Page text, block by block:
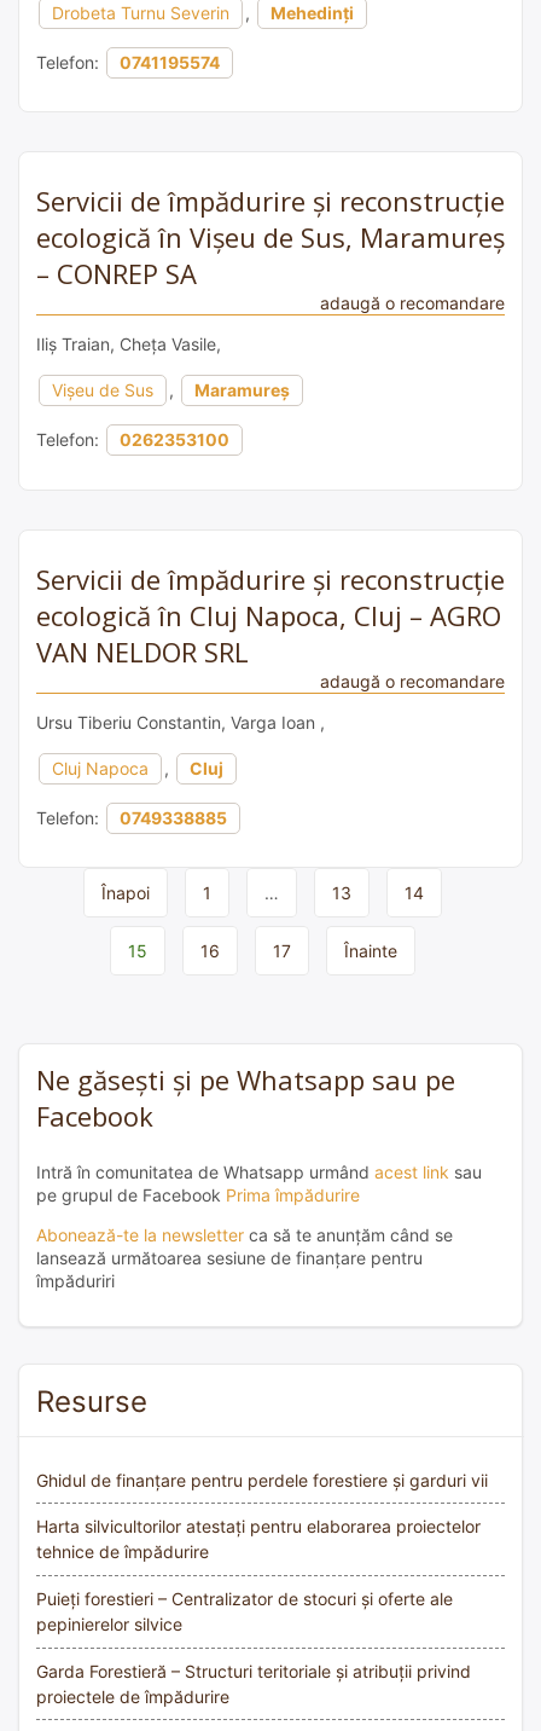
Drobeta Turnu Severin , Mehedinți
Telefon: 0741195574
Servicii de împădurire și reconstrucție
ecologică în Vișeu de Sus, Maramureș
– CONREP SA
adaugă o recomandare
Iliș Traian, Cheța Vasile,
Vișeu de Sus , Maramureș
Telefon: 0262353100
Servicii de împădurire și reconstrucție
ecologică în Cluj Napoca, Cluj – AGRO
VAN NELDOR SRL
adaugă o recomandare
Ursu Tiberiu Constantin, Varga Ioan ,
Cluj Napoca , Cluj
Telefon: 0749338885
PageÎnapoi 1 … 13 14
15 16 17 Înainte
Ne găsești și pe Whatsapp sau pe
Facebook
Intră în comunitatea de Whatsapp urmând acest link sau
pe grupul de Facebook Prima împădurire
Abonează-te la newsletter ca să te anunțăm când se
lansează următoarea sesiune de finanțare pentru
împăduriri
Resurse
Ghidul de finanțare pentru perdele forestiere și garduri vii
Harta silvicultorilor atestați pentru elaborarea proiectelor
tehnice de împădurire
Puieți forestieri – Centralizator de stocuri și oferte ale
pepinierelor silvice
Garda Forestieră – Structuri teritoriale și atribuții privind
proiectele de împădurire